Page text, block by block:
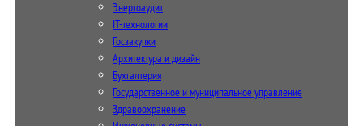
Энергоаудит
IT-технологии
Госзакупки
Архитектура и дизайн
Бухгалтерия
Государственное и муниципальное управление
Здравоохранение